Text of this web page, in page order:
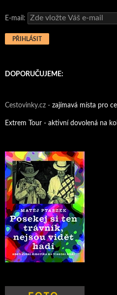
E-mail:
DOPORUČUJEME:
Cestovinky.cz - zajímavá místa pro
Extrem Tour - aktivní dovolená na